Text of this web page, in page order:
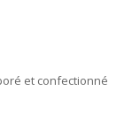
et confectionné